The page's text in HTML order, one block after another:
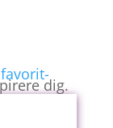
favorit-
dig.